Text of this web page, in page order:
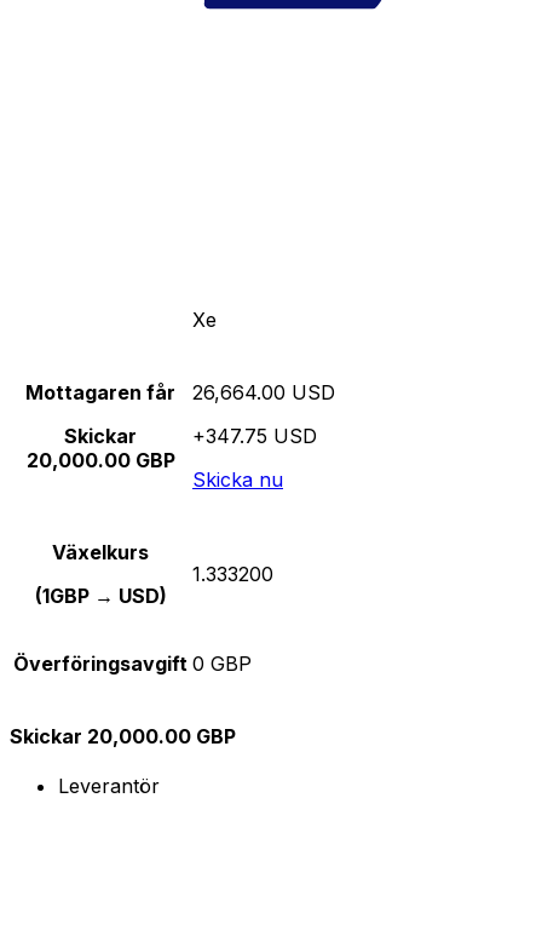
Xe
Mottagaren får
Skickar
20,000.00 GBP
26,664.00 USD
+347.75 USD
Skicka nu
Växelkurs
(1GBP → USD)
1.333200
Överföringsavgift 0 GBP
Skickar 20,000.00 GBP
Leverantör